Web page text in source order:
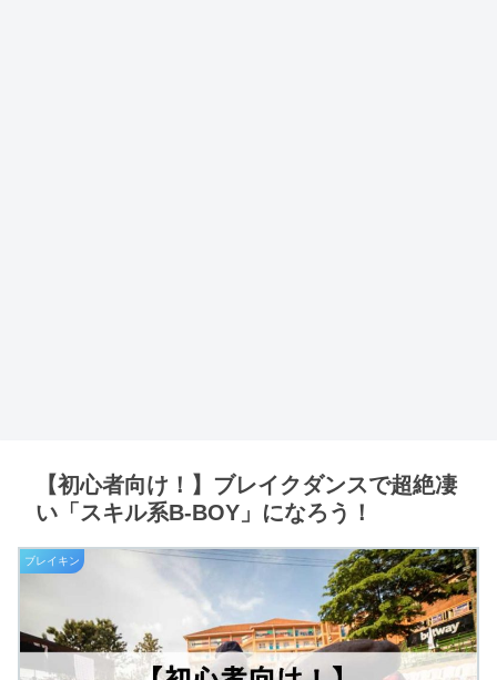
【初心者向け！】ブレイクダンスで超絶凄
い「スキル系B-BOY」になろう！
ブレイキン